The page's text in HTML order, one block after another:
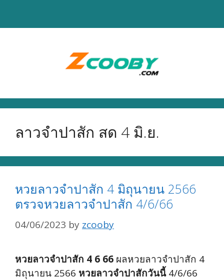
ลาวจำปาสัก สด 4 มิ.ย.
หวยลาวจำปาสัก 4 มิถุนายน 2566
ตรวจหวยลาวจำปาสัก 4/6/66
04/06/2023 by zcooby
หวยลาวจำปาสัก 4 6 66 ผลหวยลาวจำปาสัก 4
มิถุนายน 2566 หวยลาวจำปาสักวันนี้4/6/66